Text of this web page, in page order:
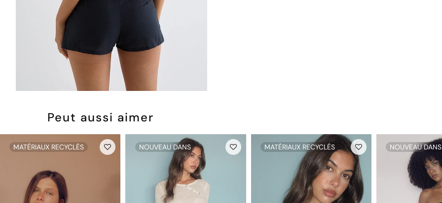
Peut aussi aimer
MATÉRIAUX RECYCLÉS NOUVEAU DANS MATÉRIAUX RECYCLÉS NOUVEAU DANS